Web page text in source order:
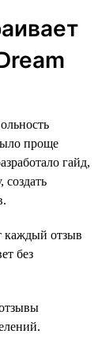
проще
гайд,
каждый отзыв
без